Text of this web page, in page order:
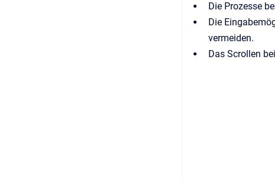
Die Prozesse
Die
vermeiden.
Das Scrollen